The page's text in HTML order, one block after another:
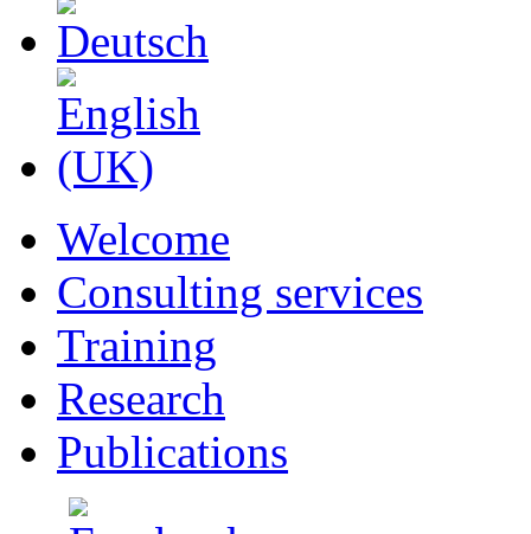
Welcome
Consulting services
Training
Research
Publications